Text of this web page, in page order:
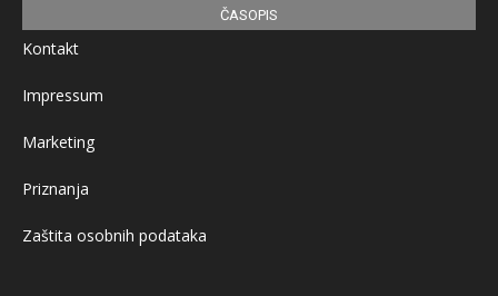
ČASOPIS
Kontakt
Impressum
Marketing
Priznanja
Zaštita osobnih podataka